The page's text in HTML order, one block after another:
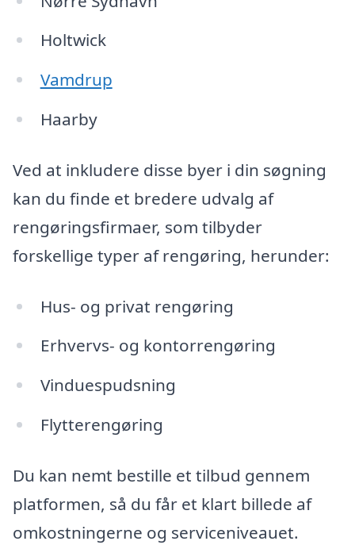
Holtwick
Vamdrup
Haarby
Ved at inkludere disse byer i din søgning
kan du finde et bredere udvalg af
rengøringsfirmaer, som tilbyder
forskellige typer af rengøring, herunder:
Hus- og privat rengøring
Erhvervs- og kontorrengøring
Vinduespudsning
Flytterengøring
Du kan nemt bestille et tilbud gennem
platformen, så du får et klart billede af
omkostningerne og serviceniveauet.